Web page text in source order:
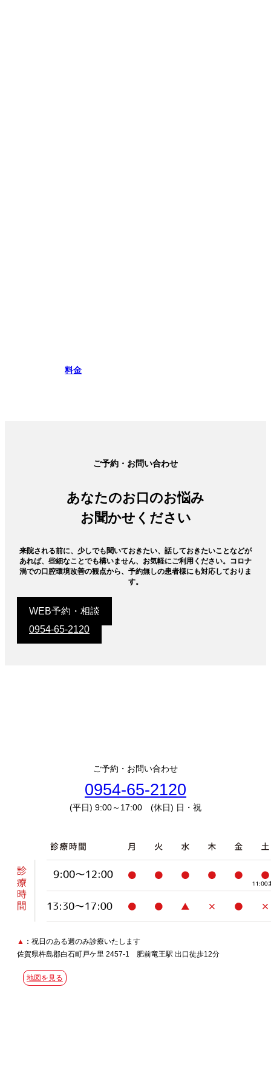
料金
ご予約・お問い合わせ
あなたのお口のお悩み
お聞かせください
来院される前に、少しでも聞いておきたい、話しておきたいことなどが
あれば、些細なことでも構いません、お気軽にご利用ください。コロナ
渦での口腔環境改善の観点から、予約無しの患者様にも対応しておりま
す。
WEB予約・相談
0954-65-2120
ご予約・お問い合わせ
0954-65-2120
(平日) 9:00～17:00 (休日) 日・祝
▲ ：祝日のある週のみ診療いたします
佐賀県杵島郡白石町戸ケ里 2457-1 肥前竜王駅 出口徒歩12分
地図を見る